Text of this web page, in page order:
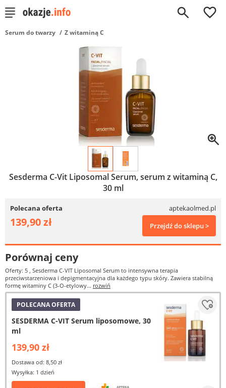
0
Serum do twarzy Z witaminą C
Sesderma C-Vit Liposomal Serum, serum z witaminą C,
30 ml
Polecana oferta aptekaolmed.pl
139,90 zł Przejdź do sklepu >
Porównaj ceny
Oferty: 5 , Sesderma C-VIT Liposomal Serum to intensywna terapia
przeciwstarzeniowa i depigmentacyjna dla każdego typu skóry. Zawiera stabilną
formę witaminy C (3-O-etylowy... rozwiń
POLECANA OFERTA
SESDERMA C-VIT Serum liposomowe, 30
ml
139,90 zł
Dostawa od: 8,50 zł
Wysyłka: 1 dzień